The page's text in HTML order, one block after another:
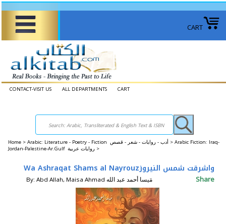
CART
CONTACT-VISIT US ALL DEPARTMENTS CART
Home > Arabic: Literature - Poetry - Fiction أدب - روايات - شعر - قصص > Arabic Fiction: Iraq-
Jordan-Palestine-Ar.Gulf روايات عربية >
Wa Ashraqat Shams al Nayrouzواشرقت شمس النيروز
By: Abd Allah, Maisa Ahmad مَيسا أحمد عبد الله Share